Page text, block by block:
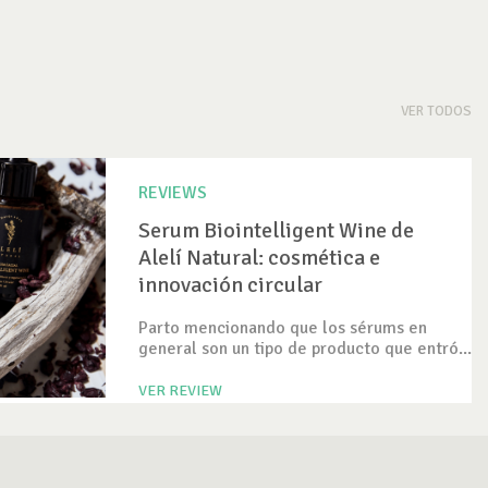
VER TODOS
REVIEWS
Serum Biointelligent Wine de
Alelí Natural: cosmética e
innovación circular
Parto mencionando que los sérums en
general son un tipo de producto que entró...
VER REVIEW